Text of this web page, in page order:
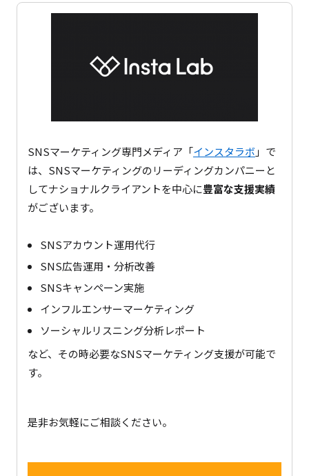
SNSマーケティング専門メディア「インスタラボ 」で
は、SNSマーケティングのリーディングカンパニーと
してナショナルクライアントを中心に豊富な支援実績
がございます。
SNSアカウント運用代行
SNS広告運用・分析改善
SNSキャンペーン実施
インフルエンサーマーケティング
ソーシャルリスニング分析レポート
など、その時必要なSNSマーケティング支援が可能で
す。
是非お気軽にご相談ください。